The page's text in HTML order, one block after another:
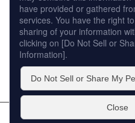
サイトマップ
プライバシーポリシー
個人情報の取扱いについて
このサイトの利用について
販売店への取り組み